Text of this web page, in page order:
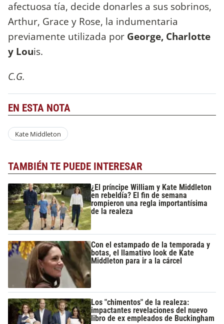
afectuosa tía, decide donarles a sus sobrinos,
Arthur, Grace y Rose, la indumentaria
previamente utilizada por George, Charlotte
y Louis.
C.G.
EN ESTA NOTA
Kate Middleton
TAMBIÉN TE PUEDE INTERESAR
¿El príncipe William y Kate Middleton
en rebeldía? El fin de semana
rompieron una regla importantísima
de la realeza
Con el estampado de la temporada y
botas, el llamativo look de Kate
Middleton para ir a la cárcel
Los "chimentos" de la realeza:
impactantes revelaciones del nuevo
libro de ex empleados de Buckingham